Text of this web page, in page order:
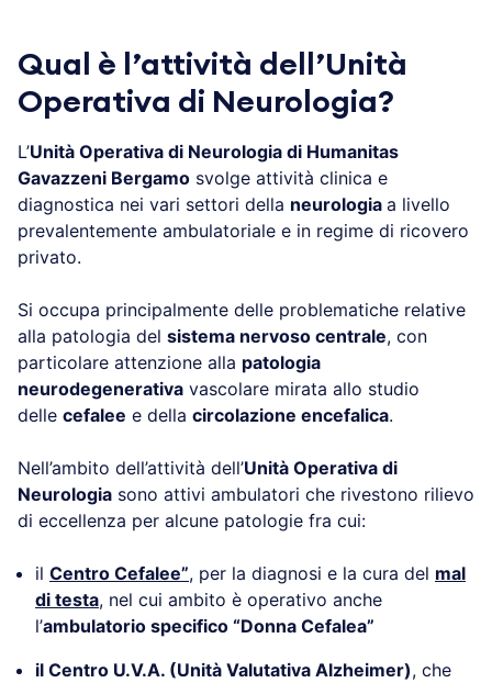
Qual è l’attività dell’Unità
Operativa di Neurologia?
L’Unità Operativa di Neurologia di Humanitas
Gavazzeni Bergamo svolge attività clinica e
diagnostica nei vari settori della neurologia a livello
prevalentemente ambulatoriale e in regime di ricovero
privato.
Si occupa principalmente delle problematiche relative
alla patologia del sistema nervoso centrale, con
particolare attenzione alla patologia
neurodegenerativa vascolare mirata allo studio
delle cefalee e della circolazione encefalica.
Nell’ambito dell’attività dell’Unità Operativa di
Neurologia sono attivi ambulatori che rivestono rilievo
di eccellenza per alcune patologie fra cui:
il Centro Cefalee”, per la diagnosi e la cura del mal
di testa, nel cui ambito è operativo anche
l’ambulatorio specifico “Donna Cefalea”
il Centro U.V.A. (Unità Valutativa Alzheimer), che